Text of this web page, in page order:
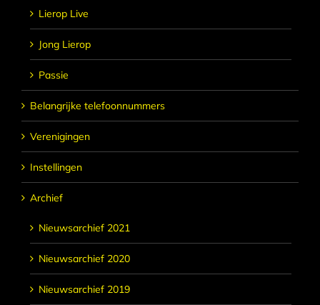
Lierop Live
Jong Lierop
Passie
Belangrijke telefoonnummers
Verenigingen
Instellingen
Archief
Nieuwsarchief 2021
Nieuwsarchief 2020
Nieuwsarchief 2019